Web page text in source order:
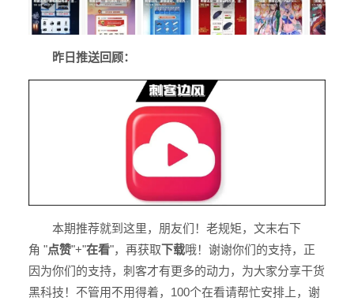
昨日推送回顾：
本期推荐就到这里，朋友们！老规矩，文末右下
角 "点赞"+"在看"，再获取下载哦！谢谢你们的支持，正
因为你们的支持，刺客才有更多的动力，为大家分享干货
黑科技！不管用不用得着， 100个在看请帮忙安排上，谢